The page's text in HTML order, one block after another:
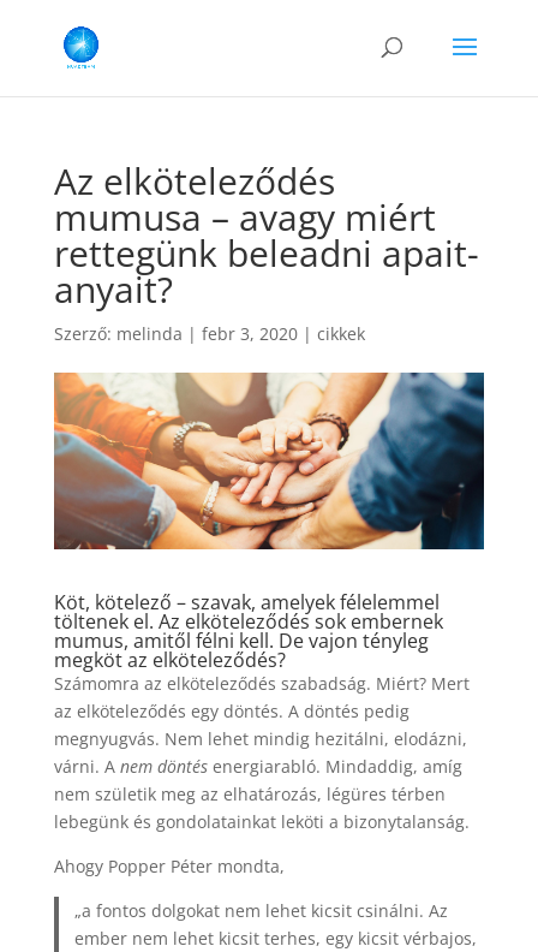
Az elköteleződés
mumusa – avagy miért
rettegünk beleadni apait-
anyait?
Szerző: melinda | febr 3, 2020| cikkek
Köt, kötelező – szavak, amelyek félelemmel
töltenek el. Az elköteleződés sok embernek
mumus, amitől félni kell. De vajon tényleg
megköt az elköteleződés?
Számomra az elköteleződés szabadság. Miért? Mert
az elköteleződés egy döntés. A döntés pedig
megnyugvás. Nem lehet mindig hezitálni, elodázni,
várni. A nem döntésenergiarabló. Mindaddig, amíg
nem születik meg az elhatározás, légüres térben
lebegünk és gondolatainkat leköti a bizonytalanság.
Ahogy Popper Péter mondta,
„a fontos dolgokat nem lehet kicsit csinálni. Az
ember nem lehet kicsit terhes, egy kicsit vérbajos,